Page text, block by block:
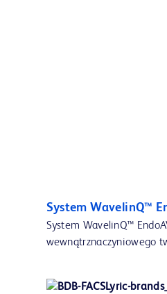
System WavelinQ™
System WavelinQ™
wewnątrznaczyniowego